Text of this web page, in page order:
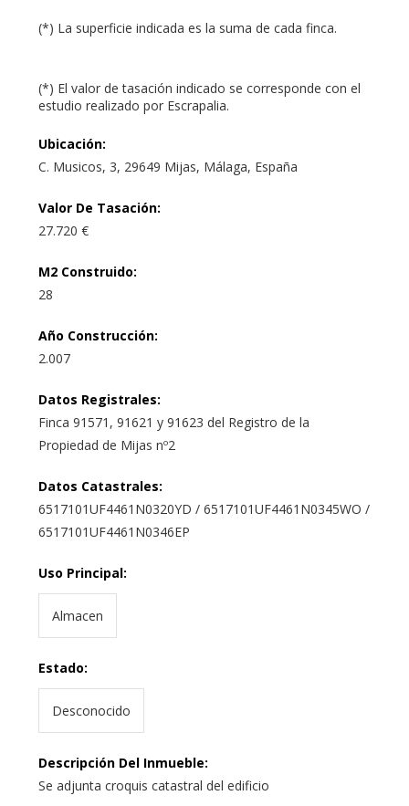
(*) La superficie indicada es la suma de cada finca.
(*) El valor de tasación indicado se corresponde con el
estudio realizado por Escrapalia.
Ubicación:
C. Musicos, 3, 29649 Mijas, Málaga, España
Valor De Tasación:
27.720 €
M2 Construido:
28
Año Construcción:
2.007
Datos Registrales:
Finca 91571, 91621 y 91623 del Registro de la
Propiedad de Mijas nº2
Datos Catastrales:
6517101UF4461N0320YD / 6517101UF4461N0345WO /
6517101UF4461N0346EP
Uso Principal:
Almacen
Estado:
Desconocido
Descripción Del Inmueble:
Se adjunta croquis catastral del edificio